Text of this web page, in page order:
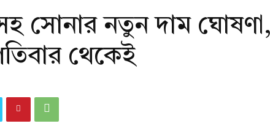
সোনার নতুন দাম
থেকেই